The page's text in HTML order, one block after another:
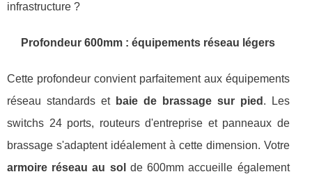
infrastructure ?
Profondeur 600mm : équipements réseau légers
Cette profondeur convient parfaitement aux équipements
réseau standards et baie de brassage sur pied . Les
switchs 24 ports, routeurs d'entreprise et panneaux de
brassage s'adaptent idéalement à cette dimension. Votre
armoire réseau au sol de 600mm accueille également